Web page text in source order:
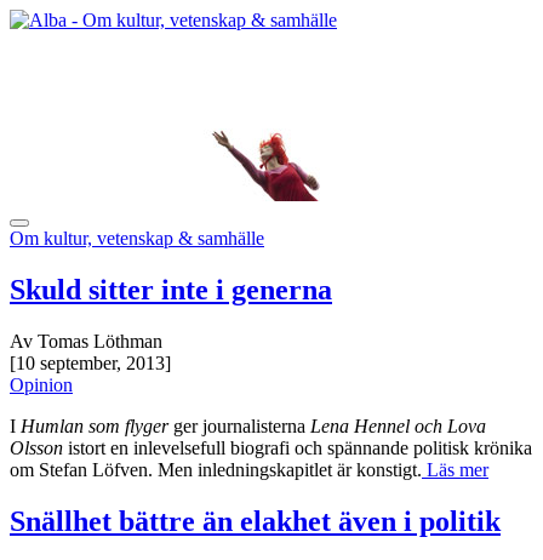
Om kultur, vetenskap & samhälle
Skuld sitter inte i generna
Av Tomas Löthman
[10 september, 2013]
Opinion
I Humlan som flyger ger journalisterna Lena Hennel och Lova
Olsson istort en inlevelsefull biografi och spännande politisk krönika
om Stefan Löfven. Men inledningskapitlet är konstigt. Läs mer
Snällhet bättre än elakhet även i politik